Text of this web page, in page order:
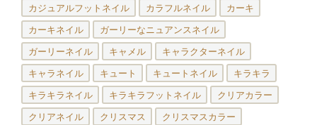
カジュアルフットネイル カラフルネイル カーキ
カーキネイル ガーリーなニュアンスネイル
ガーリーネイル キャメル キャラクターネイル
キャラネイル キュート キュートネイル キラキラ
キラキラネイル キラキラフットネイル クリアカラー
クリアネイル クリスマス クリスマスカラー